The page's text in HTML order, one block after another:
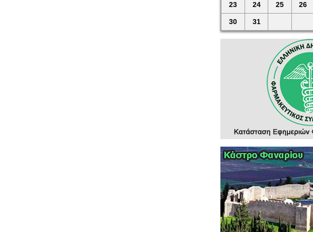
23 24 25 26
30 31